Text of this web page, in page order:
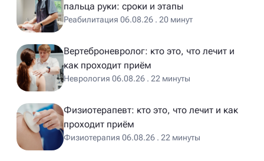
пальца руки: сроки и этапы
Реабилитация 06.08.26 . 20 минут
Вертеброневролог: кто это, что лечит и
как проходит приём
Неврология 06.08.26 . 22 минуты
Физиотерапевт: кто это, что лечит и как
проходит приём
Физиотерапия 06.08.26 . 22 минуты